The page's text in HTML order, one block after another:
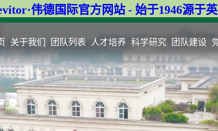
伟德国际官方网站 - 始于1946源于
关于我们 团队列表 人才培养 科学研究 团队建设